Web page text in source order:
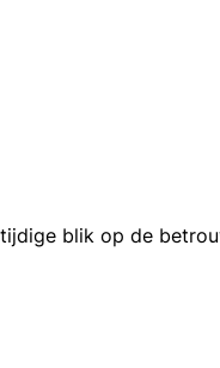
blik op de